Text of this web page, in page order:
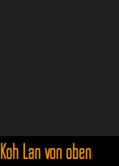
Koh Lan von oben